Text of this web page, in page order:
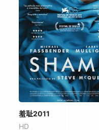
羞耻2011
HD